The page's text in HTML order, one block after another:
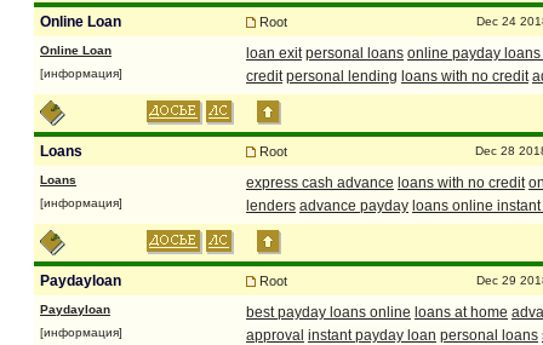
Online Loan Root Dec 24
Online Loan
[информация]
loan exit personal loans online payday
credit personal lending loans with no credit
Loans Root Dec 28
Loans
[информация]
express cash advance loans with no credit
lenders advance payday loans online
Paydayloan Root Dec 29
Paydayloan
[информация]
best payday loans online loans at home
approval instant payday loan personal loans